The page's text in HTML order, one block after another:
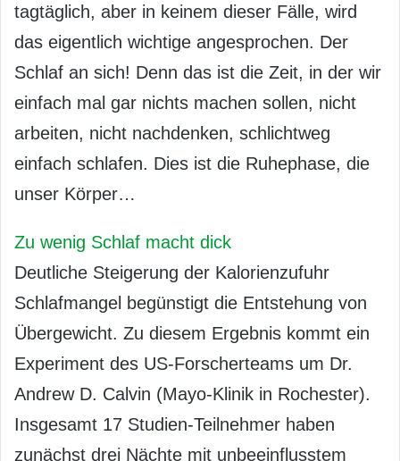
tagtäglich, aber in keinem dieser Fälle, wird
das eigentlich wichtige angesprochen. Der
Schlaf an sich! Denn das ist die Zeit, in der wir
einfach mal gar nichts machen sollen, nicht
arbeiten, nicht nachdenken, schlichtweg
einfach schlafen. Dies ist die Ruhephase, die
unser Körper…
Zu wenig Schlaf macht dick
Deutliche Steigerung der Kalorienzufuhr
Schlafmangel begünstigt die Entstehung von
Übergewicht. Zu diesem Ergebnis kommt ein
Experiment des US-Forscherteams um Dr.
Andrew D. Calvin (Mayo-Klinik in Rochester).
Insgesamt 17 Studien-Teilnehmer haben
zunächst drei Nächte mit unbeeinflusstem